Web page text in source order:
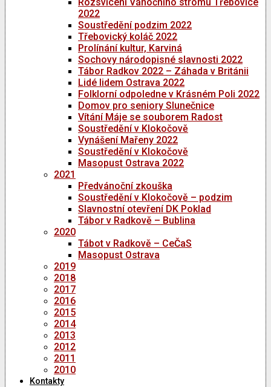
2022
Soustředění podzim 2022
Třebovický koláč 2022
Prolínání kultur, Karviná
Sochovy národopisné slavnosti 2022
Tábor Radkov 2022 – Záhada v Británii
Lidé lidem Ostrava 2022
Folklorní odpoledne v Krásném Poli 2022
Domov pro seniory Slunečnice
Vítání Máje se souborem Radost
Soustředění v Klokočově
Vynášení Mařeny 2022
Soustředění v Klokočově
Masopust Ostrava 2022
2021
Předvánoční zkouška
Soustředění v Klokočově – podzim
Slavnostní otevření DK Poklad
Tábor v Radkově – Bublina
2020
Tábot v Radkově – CeČaS
Masopust Ostrava
2019
2018
2017
2016
2015
2014
2013
2012
2011
2010
Kontakty